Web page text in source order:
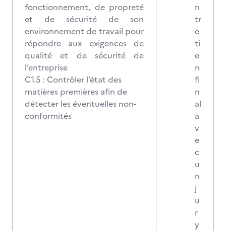
fonctionnement, de propreté
et de sécurité de son
environnement de travail pour
répondre aux exigences de
qualité et de sécurité de
l’entreprise
C1.5 : Contrôler l’état des
matières premières afin de
détecter les éventuelles non-
conformités
n
tr
e
ti
e
n
fi
n
al
a
v
e
c
u
n
j
u
r
y